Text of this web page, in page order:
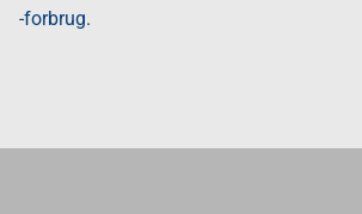
-forbrug.